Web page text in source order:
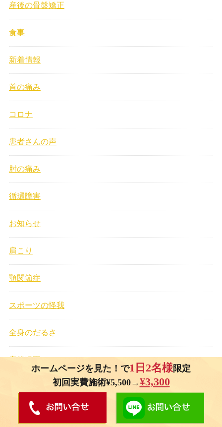
産後の骨盤矯正
食事
新着情報
首の痛み
コロナ
患者さんの声
肘の痛み
循環障害
お知らせ
肩こり
顎関節症
スポーツの怪我
全身のだるさ
産後矯正
お身体のことについて
自律神経失調症
ホームページを見た！で1日2名様限定
初回実費施術¥5,500→¥3,300